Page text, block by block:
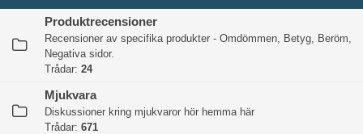
Produktrecensioner
Recensioner av specifika produkter - Omdömmen, Betyg, Beröm,
Negativa sidor.
Trådar: 24
Mjukvara
Diskussioner kring mjukvaror hör hemma här
Trådar: 671